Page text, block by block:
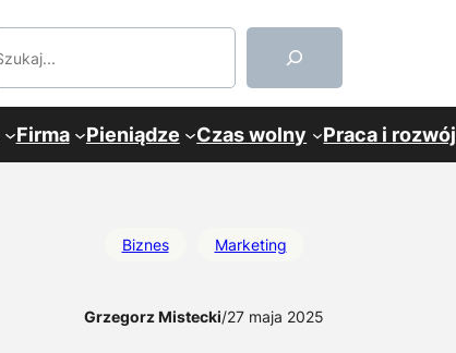
Firma Pieniądze Czas wolny Praca i rozwój
Biznes Marketing
Grzegorz Mistecki/27 maja 2025